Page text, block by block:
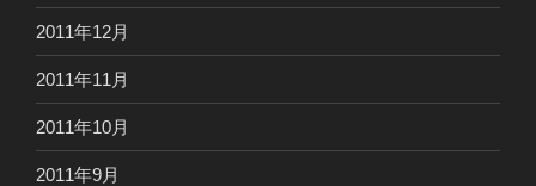
2011年12月
2011年11月
2011年10月
2011年9月